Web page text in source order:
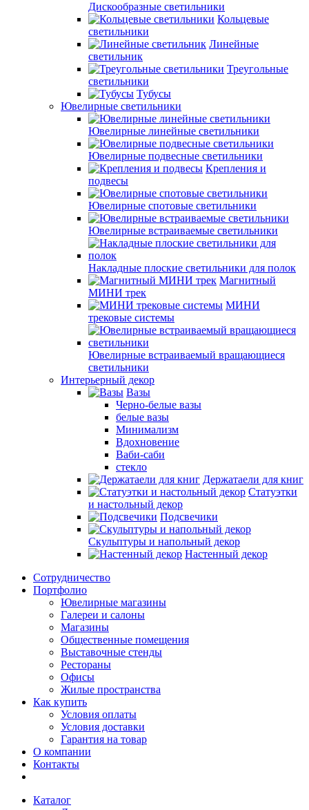
Дискообразные светильники
Кольцевые
светильники
Линейные
светильник
Треугольные
светильники
Тубусы
Ювелирные светильники
Ювелирные линейные светильники
Ювелирные подвесные светильники
Крепления и
подвесы
Ювелирные спотовые светильники
Ювелирные встраиваемые светильники
Накладные плоские светильники для полок
Магнитный
МИНИ трек
МИНИ
трековые системы
Ювелирные встраиваемый вращающиеся
светильники
Интерьерный декор
Вазы
Черно-белые вазы
белые вазы
Минимализм
Вдохновение
Ваби-саби
стекло
Держатаели для книг
Статуэтки
и настольный декор
Подсвечики
Скульптуры и напольный декор
Настенный декор
Сотрудничество
Портфолио
Ювелирные магазины
Галереи и салоны
Магазины
Общественные помещения
Выставочные стенды
Рестораны
Офисы
Жилые пространства
Как купить
Условия оплаты
Условия доставки
Гарантия на товар
О компании
Контакты
Каталог